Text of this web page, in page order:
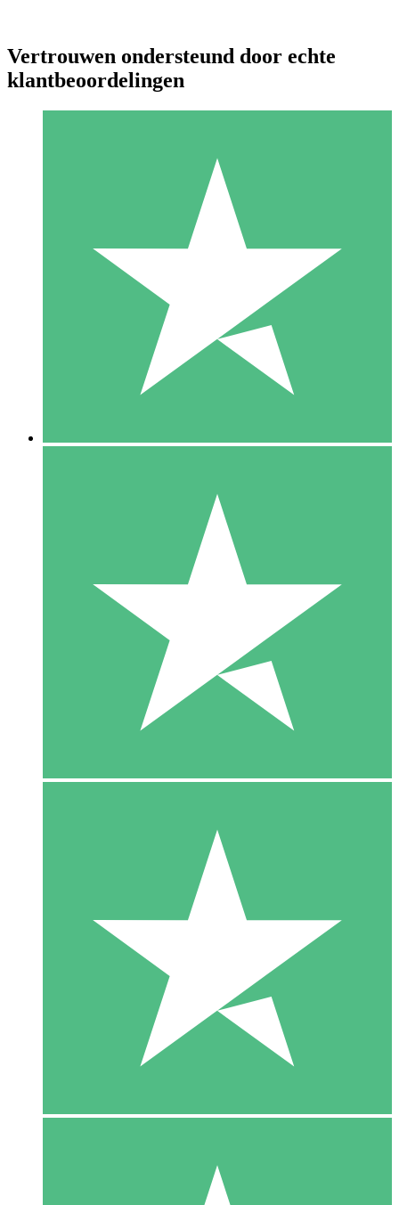
Individuele Creditpakketten
Betaal per gebruik met downloadtegoeden. Geen maandelijkse
1000
10 Downloaden
20 00
Vertrouwen ondersteund door echte
klantbeoordelingen